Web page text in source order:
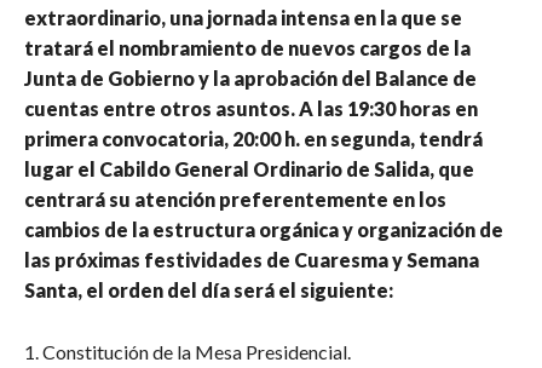
extraordinario, una jornada intensa en la que se
tratará el nombramiento de nuevos cargos de la
Junta de Gobierno y la aprobación del Balance de
cuentas entre otros asuntos. A las 19:30 horas en
primera convocatoria, 20:00 h. en segunda, tendrá
lugar el Cabildo General Ordinario de Salida, que
centrará su atención preferentemente en los
cambios de la estructura orgánica y organización de
las próximas festividades de Cuaresma y Semana
Santa, el orden del día será el siguiente:
1. Constitución de la Mesa Presidencial.